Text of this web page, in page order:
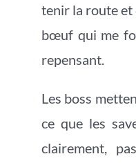
tenir la route et
bœuf qui me
repensant.
Les boss
ce que les
clairement,